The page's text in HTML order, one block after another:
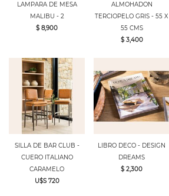
LAMPARA DE MESA
MALIBU - 2
$ 8,900
ALMOHADON
TERCIOPELO GRIS - 55 X
55 CMS
$ 3,400
SILLA DE BAR CLUB -
CUERO ITALIANO
CARAMELO
U$S 720
LIBRO DECO - DESIGN
DREAMS
$ 2,300